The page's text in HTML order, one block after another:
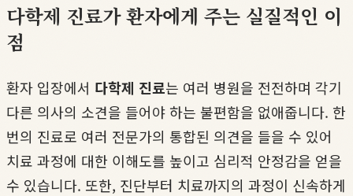
다학제 진료가 환자에게 주는 실질적인 이
점
환자 입장에서 다학제 진료는 여러 병원을 전전하며 각기
다른 의사의 소견을 들어야 하는 불편함을 없애줍니다. 한
번의 진료로 여러 전문가의 통합된 의견을 들을 수 있어
치료 과정에 대한 이해도를 높이고 심리적 안정감을 얻을
수 있습니다. 또한, 진단부터 치료까지의 과정이 신속하게